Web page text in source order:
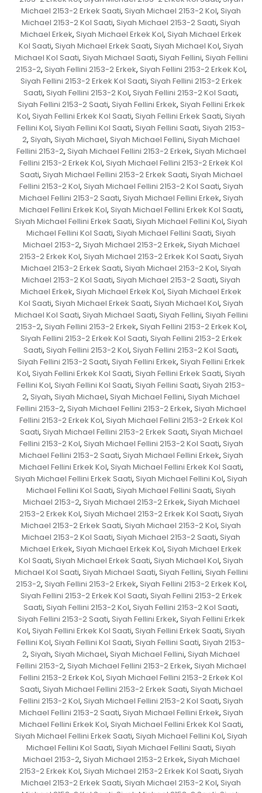
Michael 2153-2 Erkek Saati, Siyah Michael 2153-2 Kol, Siyah
Michael 2153-2 Kol Saati, Siyah Michael 2153-2 Saati, Siyah
Michael Erkek, Siyah Michael Erkek Kol, Siyah Michael Erkek
Kol Saati, Siyah Michael Erkek Saati, Siyah Michael Kol, Siyah
Michael Kol Saati, Siyah Michael Saati, Siyah Fellini, Siyah Fellini
2153-2, Siyah Fellini 2153-2 Erkek, Siyah Fellini 2153-2 Erkek Kol,
Siyah Fellini 2153-2 Erkek Kol Saati, Siyah Fellini 2153-2 Erkek
Saati, Siyah Fellini 2153-2 Kol, Siyah Fellini 2153-2 Kol Saati,
Siyah Fellini 2153-2 Saati, Siyah Fellini Erkek, Siyah Fellini Erkek
Kol, Siyah Fellini Erkek Kol Saati, Siyah Fellini Erkek Saati, Siyah
Fellini Kol, Siyah Fellini Kol Saati, Siyah Fellini Saati, Siyah 2153-
2, Siyah, Siyah Michael, Siyah Michael Fellini, Siyah Michael
Fellini 2153-2, Siyah Michael Fellini 2153-2 Erkek, Siyah Michael
Fellini 2153-2 Erkek Kol, Siyah Michael Fellini 2153-2 Erkek Kol
Saati, Siyah Michael Fellini 2153-2 Erkek Saati, Siyah Michael
Fellini 2153-2 Kol, Siyah Michael Fellini 2153-2 Kol Saati, Siyah
Michael Fellini 2153-2 Saati, Siyah Michael Fellini Erkek, Siyah
Michael Fellini Erkek Kol, Siyah Michael Fellini Erkek Kol Saati,
Siyah Michael Fellini Erkek Saati, Siyah Michael Fellini Kol, Siyah
Michael Fellini Kol Saati, Siyah Michael Fellini Saati, Siyah
Michael 2153-2, Siyah Michael 2153-2 Erkek, Siyah Michael
2153-2 Erkek Kol, Siyah Michael 2153-2 Erkek Kol Saati, Siyah
Michael 2153-2 Erkek Saati, Siyah Michael 2153-2 Kol, Siyah
Michael 2153-2 Kol Saati, Siyah Michael 2153-2 Saati, Siyah
Michael Erkek, Siyah Michael Erkek Kol, Siyah Michael Erkek
Kol Saati, Siyah Michael Erkek Saati, Siyah Michael Kol, Siyah
Michael Kol Saati, Siyah Michael Saati, Siyah Fellini, Siyah Fellini
2153-2, Siyah Fellini 2153-2 Erkek, Siyah Fellini 2153-2 Erkek Kol,
Siyah Fellini 2153-2 Erkek Kol Saati, Siyah Fellini 2153-2 Erkek
Saati, Siyah Fellini 2153-2 Kol, Siyah Fellini 2153-2 Kol Saati,
Siyah Fellini 2153-2 Saati, Siyah Fellini Erkek, Siyah Fellini Erkek
Kol, Siyah Fellini Erkek Kol Saati, Siyah Fellini Erkek Saati, Siyah
Fellini Kol, Siyah Fellini Kol Saati, Siyah Fellini Saati, Siyah 2153-
2, Siyah, Siyah Michael, Siyah Michael Fellini, Siyah Michael
Fellini 2153-2, Siyah Michael Fellini 2153-2 Erkek, Siyah Michael
Fellini 2153-2 Erkek Kol, Siyah Michael Fellini 2153-2 Erkek Kol
Saati, Siyah Michael Fellini 2153-2 Erkek Saati, Siyah Michael
Fellini 2153-2 Kol, Siyah Michael Fellini 2153-2 Kol Saati, Siyah
Michael Fellini 2153-2 Saati, Siyah Michael Fellini Erkek, Siyah
Michael Fellini Erkek Kol, Siyah Michael Fellini Erkek Kol Saati,
Siyah Michael Fellini Erkek Saati, Siyah Michael Fellini Kol, Siyah
Michael Fellini Kol Saati, Siyah Michael Fellini Saati, Siyah
Michael 2153-2, Siyah Michael 2153-2 Erkek, Siyah Michael
2153-2 Erkek Kol, Siyah Michael 2153-2 Erkek Kol Saati, Siyah
Michael 2153-2 Erkek Saati, Siyah Michael 2153-2 Kol, Siyah
Michael 2153-2 Kol Saati, Siyah Michael 2153-2 Saati, Siyah
Michael Erkek, Siyah Michael Erkek Kol, Siyah Michael Erkek
Kol Saati, Siyah Michael Erkek Saati, Siyah Michael Kol, Siyah
Michael Kol Saati, Siyah Michael Saati, Siyah Fellini, Siyah Fellini
2153-2, Siyah Fellini 2153-2 Erkek, Siyah Fellini 2153-2 Erkek Kol,
Siyah Fellini 2153-2 Erkek Kol Saati, Siyah Fellini 2153-2 Erkek
Saati, Siyah Fellini 2153-2 Kol, Siyah Fellini 2153-2 Kol Saati,
Siyah Fellini 2153-2 Saati, Siyah Fellini Erkek, Siyah Fellini Erkek
Kol, Siyah Fellini Erkek Kol Saati, Siyah Fellini Erkek Saati, Siyah
Fellini Kol, Siyah Fellini Kol Saati, Siyah Fellini Saati, Siyah 2153-
2, Siyah, Siyah Michael, Siyah Michael Fellini, Siyah Michael
Fellini 2153-2, Siyah Michael Fellini 2153-2 Erkek, Siyah Michael
Fellini 2153-2 Erkek Kol, Siyah Michael Fellini 2153-2 Erkek Kol
Saati, Siyah Michael Fellini 2153-2 Erkek Saati, Siyah Michael
Fellini 2153-2 Kol, Siyah Michael Fellini 2153-2 Kol Saati, Siyah
Michael Fellini 2153-2 Saati, Siyah Michael Fellini Erkek, Siyah
Michael Fellini Erkek Kol, Siyah Michael Fellini Erkek Kol Saati,
Siyah Michael Fellini Erkek Saati, Siyah Michael Fellini Kol, Siyah
Michael Fellini Kol Saati, Siyah Michael Fellini Saati, Siyah
Michael 2153-2, Siyah Michael 2153-2 Erkek, Siyah Michael
2153-2 Erkek Kol, Siyah Michael 2153-2 Erkek Kol Saati, Siyah
Michael 2153-2 Erkek Saati, Siyah Michael 2153-2 Kol, Siyah